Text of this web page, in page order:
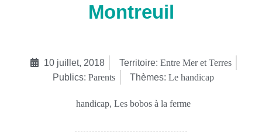
Montreuil
10 juillet, 2018 Territoire: Entre Mer et Terres
Publics: Parents Thèmes: Le handicap
handicap, Les bobos à la ferme